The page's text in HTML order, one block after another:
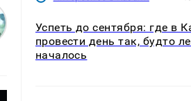
Успеть до сентября: где в
провести день так, будто
началось